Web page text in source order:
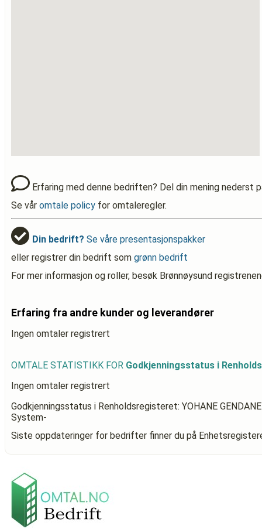
Erfaring med denne bedriften? Del din mening nederst
Se vår omtale policy for omtaleregler.
Din bedrift? Se våre presentasjonspakker
eller registrer din bedrift som grønn bedrift
For mer informasjon og roller, besøk Brønnøysund
Erfaring fra andre kunder og leverandører
Ingen omtaler registrert
OMTALE STATISTIKK FOR Godkjenningsstatus i
Ingen omtaler registrert
Godkjenningsstatus i Renholdsregisteret: YOHANE
System-
Siste oppdateringer for bedrifter finner du på